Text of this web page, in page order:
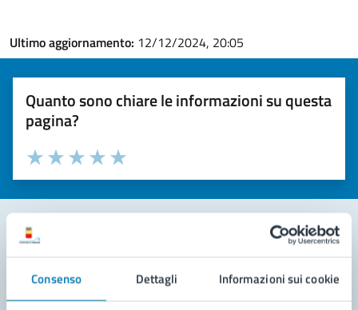
Consenso Dettagli Informazioni sui cookie
Ultimo aggiornamento: 12/12/2024, 20:05
Quanto sono chiare le informazioni su questa
pagina?
Valuta la chiarezza delle informazioni (da 1 a 5 stelle)
Seleziona il numero di stelle per valutare la chiarezza delle
Valuta 5 stelle su 5
Valuta 4 stelle su 5
Valuta 3 stelle su 5
Valuta 2 stelle su 5
Valuta 1 stelle su 5
Leggi le domande frequenti